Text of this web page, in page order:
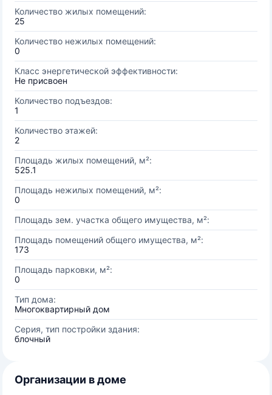
Количество жилых помещений:
25
Количество нежилых помещений:
0
Класс энергетической эффективности:
Не присвоен
Количество подъездов:
1
Количество этажей:
2
Площадь жилых помещений, м²:
525.1
Площадь нежилых помещений, м²:
0
Площадь зем. участка общего имущества, м²:
Площадь помещений общего имущества, м²:
173
Площадь парковки, м²:
0
Тип дома:
Многоквартирный дом
Серия, тип постройки здания:
блочный
Организации в доме